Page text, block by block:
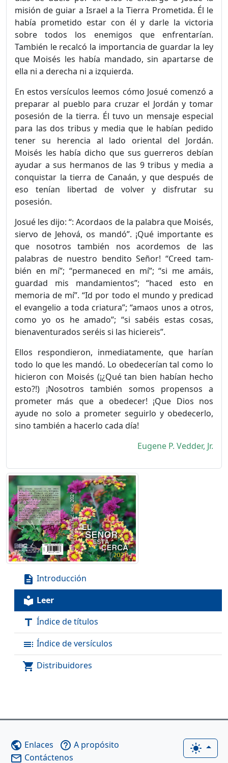
misión de guiar a Israel a la Tierra Prometida. Él le
había prometido estar con él y darle la victoria
sobre todos los enemigos que enfrentarían.
También le recalcó la impor­tancia de guardar la ley
que Moisés les había mandado, sin apar­tarse de
ella ni a derecha ni a izquierda.
En estos versículos leemos cómo Josué comenzó a
preparar al pueblo para cruzar el Jordán y tomar
posesión de la tierra. Él tuvo un mensaje especial
para las dos tribus y media que le habían pedido
tener su herencia al lado oriental del Jordán.
Moisés les había dicho que sus guerreros debían
ayudar a sus hermanos de las 9 tribus y media a
conquistar la tierra de Canaán, y que después de
eso tenían libertad de volver y disfrutar su
posesión.
Josué les dijo: “: Acordaos de la palabra que Moisés,
siervo de Jehová, os mandó”. ¡Qué importante es
que nosotros también nos acordemos de las
palabras de nuestro bendito Señor! “Creed tam­
bién en mí”; “permaneced en mí”; “si me amáis,
guardad mis man­damientos”; “haced esto en
memoria de mí”. “Id por todo el mundo y predicad
el evangelio a toda criatura”; “amaos unos a otros,
como yo os he amado”; “si sabéis estas cosas,
bienaventurados seréis si las hiciereis”.
Ellos respondieron, inmediatamente, que harían
todo lo que les mandó. Lo obedecerían tal como lo
hicieron con Moisés (¡¿Qué tan bien habían hecho
esto?!) ¡Nosotros también somos propensos a
prometer más que a obedecer! ¡Que Dios nos
ayude no solo a pro­meter seguirlo y obedecerlo,
sino también a hacerlo cada día!
Eugene P. Vedder, Jr.
description Introducción
local_library Leer
title Índice de títulos
toc Índice de versículos
shopping_cart Distribuidores
light_mode
public Enlaces help_outline A propósito
mail_outline Contáctenos